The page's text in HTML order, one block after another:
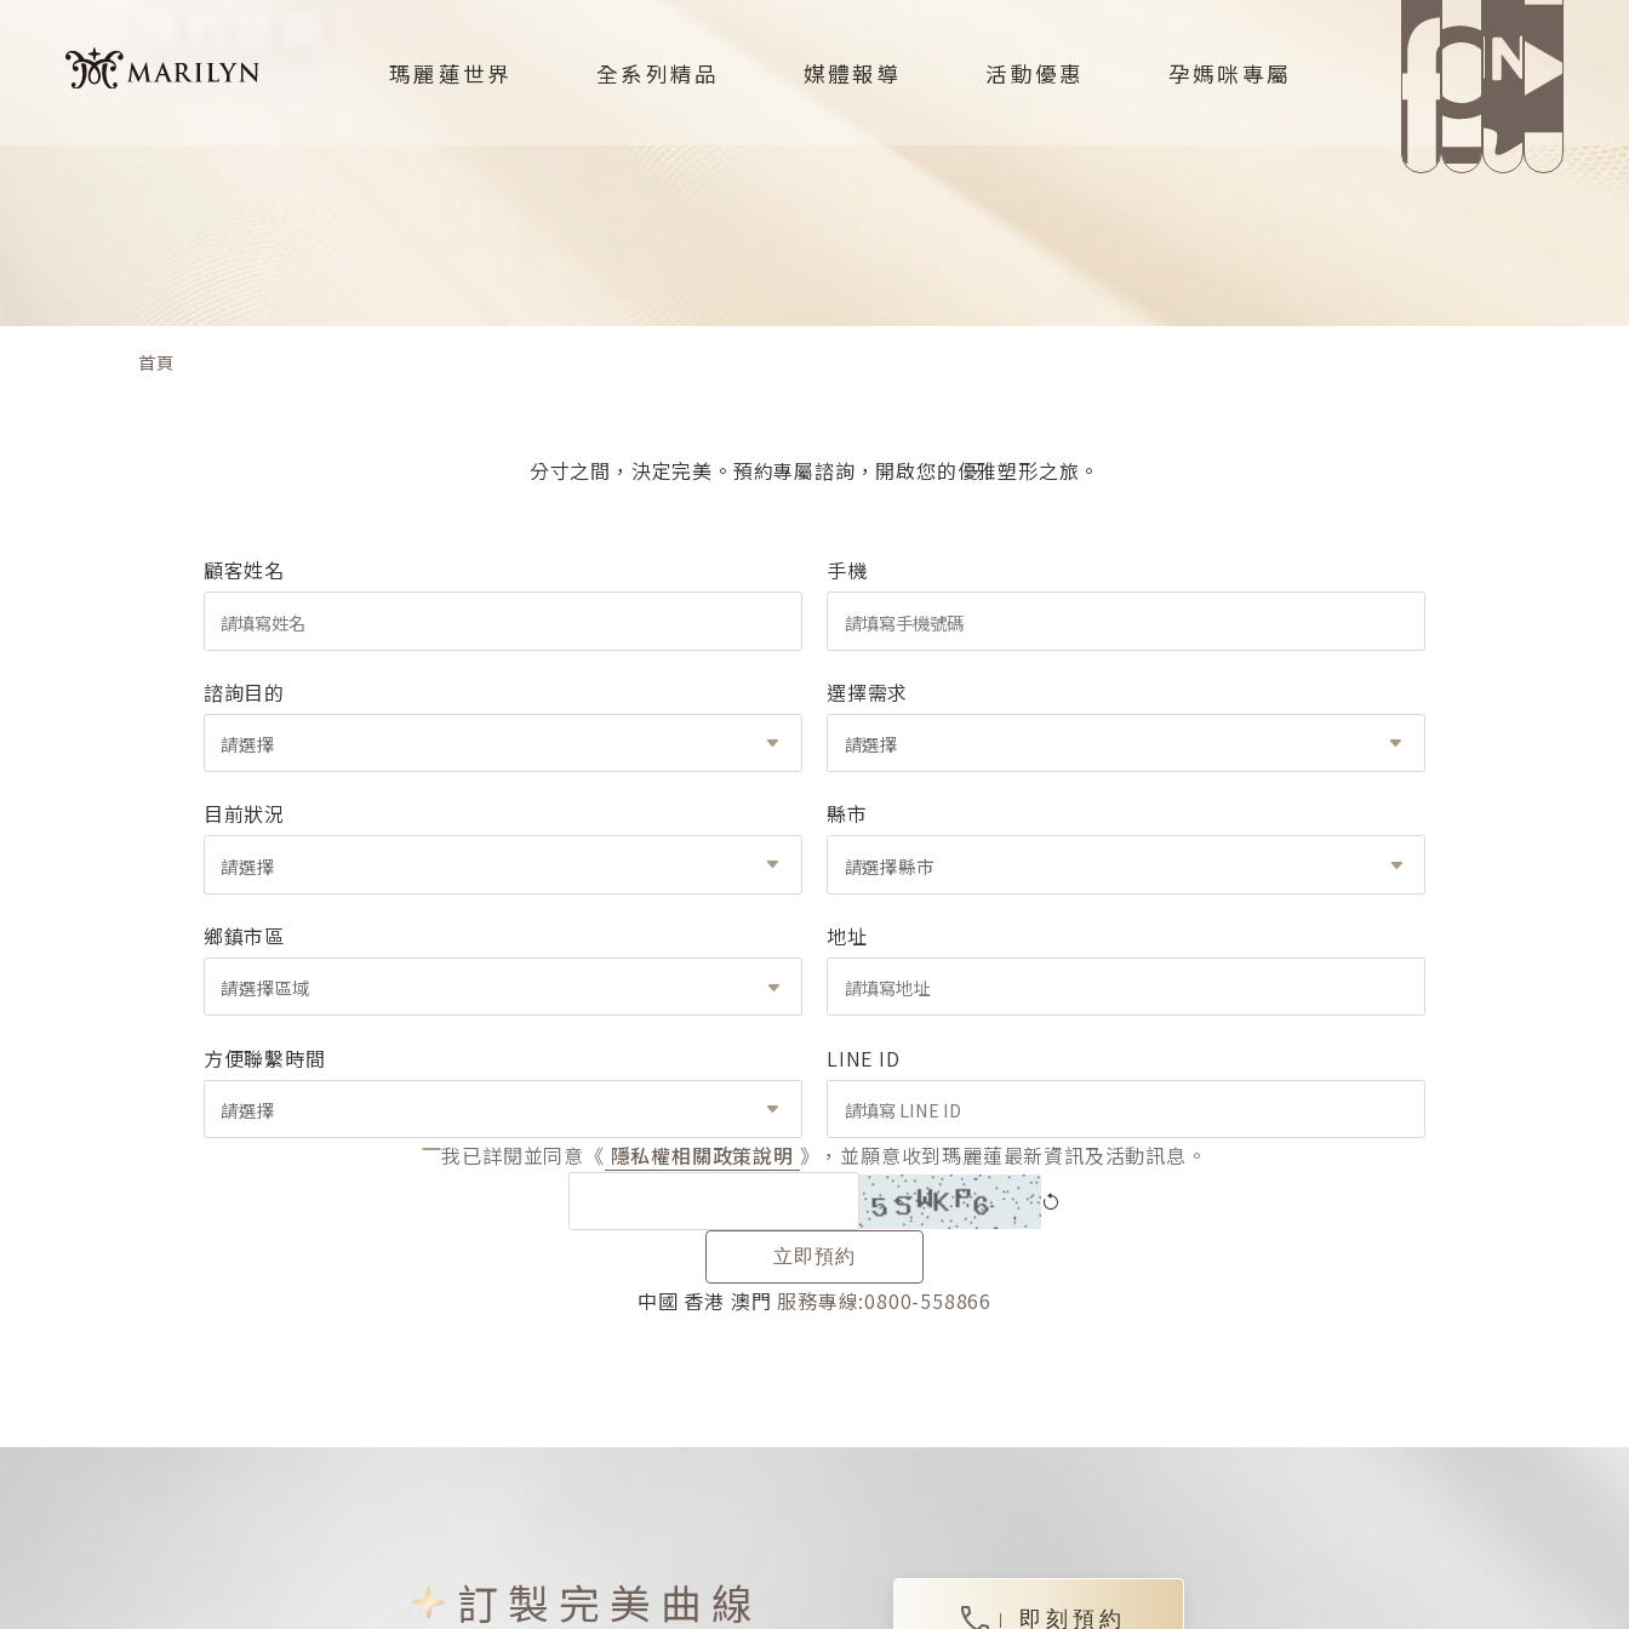
瑪麗蓮世界 全系列精品 媒體報導 活動優惠 孕媽咪專屬
分寸之間，決定完美。
首頁
分寸之間，決定完美。預約專屬諮詢，開啟您的優雅塑形之旅。
顧客姓名 手機
諮詢目的
請選擇
選擇需求
請選擇
目前狀況
請選擇
縣市
請選擇縣市
鄉鎮市區
請選擇區域
地址
方便聯繫時間
請選擇
LINE ID
我已詳閱並同意《 隱私權相關政策說明 》，並願意收到瑪麗蓮最新資訊及活動訊息。
立即預約
中國 香港 澳門服務專線:0800-558866
訂製完美曲線 即刻預約